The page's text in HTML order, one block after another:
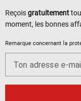
Reçoisgratuitement
moment, les bonnes
Remarque concernant la
Ton adresse e-mail